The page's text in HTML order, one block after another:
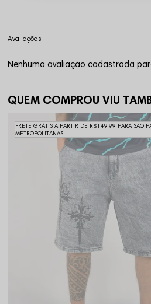
Nenhuma avaliação cadastrada
QUEM COMPROU VIU
FRETE GRÁTIS A PARTIR DE R$149,99 PARA SÃO
METROPOLITANAS